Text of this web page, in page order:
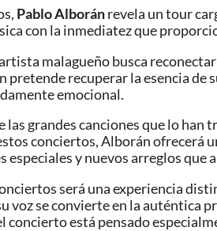
Pablo Alboránrevela un tour
con la inmediatez que
malagueño busca
pretende recuperar la esencia
emocional.
las grandes canciones que lo
conciertos, Alborán ofrecerá
y nuevos arreglos que
será una experiencia
voz se convierte en la auténtica
concierto está pensado